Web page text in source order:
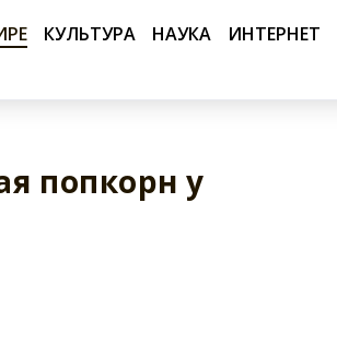
КУЛЬТУРА НАУКА ИНТЕРНЕТ
попкорн у